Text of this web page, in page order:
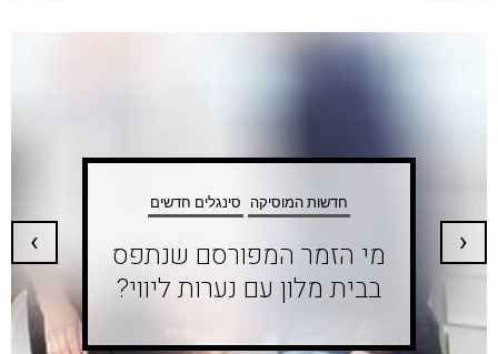
סינגלים חדשים שווה לקרוא
קוקו מאילת כבש את
בטומי והיד עוד נטויה!
‹ ›